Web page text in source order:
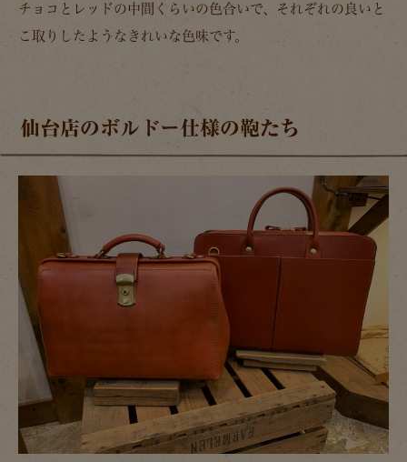
チョコとレッドの中間くらいの色合いで、それぞれの良いと
こ取りしたようなきれいな色味です。
仙台店のボルドー仕様の鞄たち